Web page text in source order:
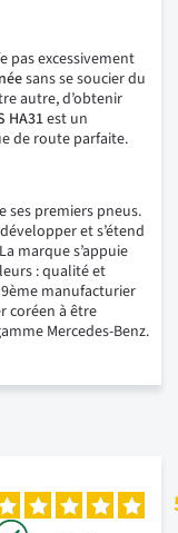
pas excessivement
sans se soucier du
autre, d’obtenir
HA31est un
de route parfaite.
ses premiers pneus.
et s’étend
marque s’appuie
: qualité et
manufacturier
coréen à être
Mercedes-Benz.